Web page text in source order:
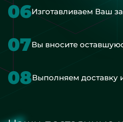
06Изготавливаем Ваш
07Вы вносите
08Выполняем доставку